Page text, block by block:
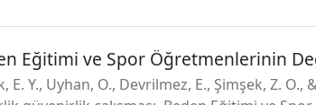
Eğitimi ve Spor Öğretmenlerinin
E. Y., Uyhan, O., Devrilmez, E., Şimşek, Z.